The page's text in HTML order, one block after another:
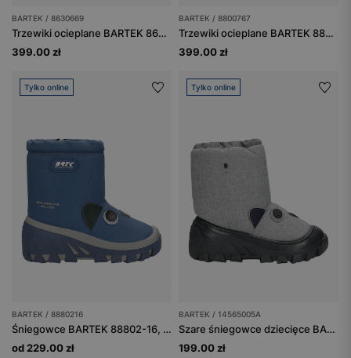
BARTEK / 8630669
Trzewiki ocieplane BARTEK 86306-69, czarno-białe
399.00 zł
BARTEK / 8800767
Trzewiki ocieplane BARTEK 88007-67, czarny + zielony
399.00 zł
Tylko online
BARTEK / 8880216
Śniegowce BARTEK 88802-16, niebieski
od 229.00 zł
Tylko online
BARTEK / 14565005A
Szare śniegowce dziecięce BARTEK 14565005A
199.00 zł